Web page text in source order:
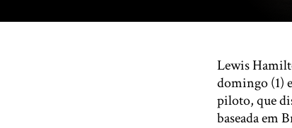
Lewis
domingo (1)
piloto, que
baseada em